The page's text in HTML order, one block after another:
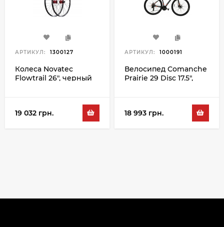
АРТИКУЛ: 1300127
Колеса Novatec
Flowtrail 26", черный
19 032 грн.
АРТИКУЛ: 1000191
Велосипед Comanche
Prairie 29 Disc 17.5",
18 993 грн.